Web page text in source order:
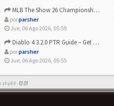
MLB The Show 26 Championship Series Update! Get Cheap & ...
porparsher
Jue, 06 Ago 2026, 05:59
Diablo 4 3.2.0 PTR Guide – Get 8% Off Items Quickly to Test ...
porparsher
Jue, 06 Ago 2026, 05:55
phpBB -